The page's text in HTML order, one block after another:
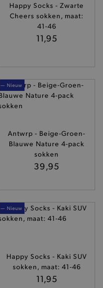
Happy Socks - Zwarte
Cheers sokken, maat:
41-46
11,95
— Nieuw
Antwrp - Beige-Groen-
Blauwe Nature 4-pack
sokken
39,95
— Nieuw
Happy Socks - Kaki SUV
sokken, maat: 41-46
11,95